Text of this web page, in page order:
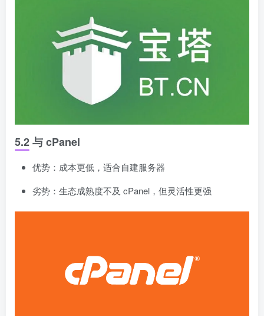
5.2 与 cPanel
优势：成本更低，适合自建服务器
劣势：生态成熟度不及 cPanel，但灵活性更强